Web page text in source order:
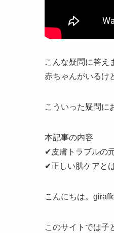
こんな疑問に答え
赤ちゃんがいるけ
こういった疑問に
本記事の内容
✔皮膚トラブルの
✔正しい肌ケアと
こんにちは。
このサイトでは子